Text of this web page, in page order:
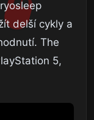
delší cykly a
The
5,